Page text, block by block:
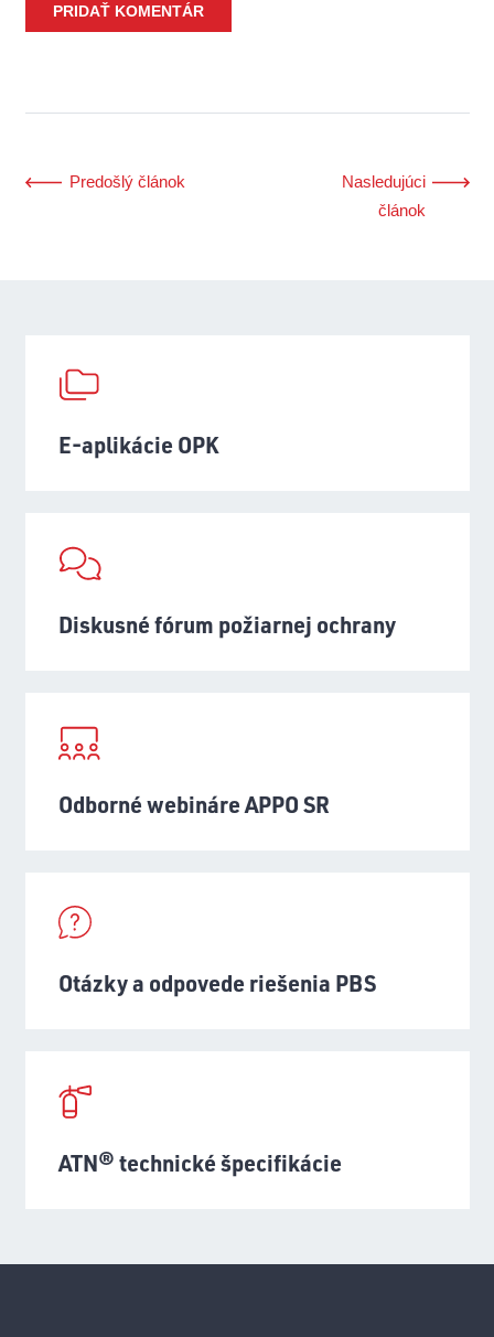
PRIDAŤ KOMENTÁR
Predošlý článok
Nasledujúci
článok
E-aplikácie OPK
Diskusné fórum požiarnej ochrany
Odborné webináre APPO SR
Otázky a odpovede riešenia PBS
ATN® technické špecifikácie